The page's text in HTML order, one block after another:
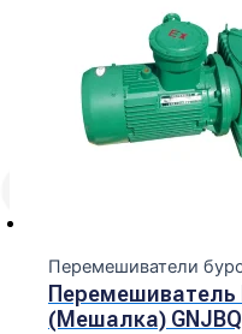
Перемешиватели
Перемешиватель
(мешалка)